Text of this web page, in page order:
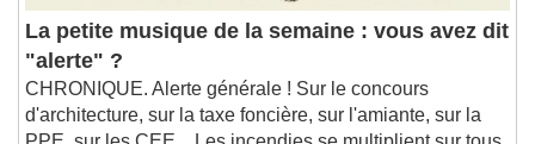
La petite musique de la semaine : vous avez dit
"alerte" ?
CHRONIQUE. Alerte générale ! Sur le concours
d'architecture, sur la taxe foncière, sur l'amiante, sur la